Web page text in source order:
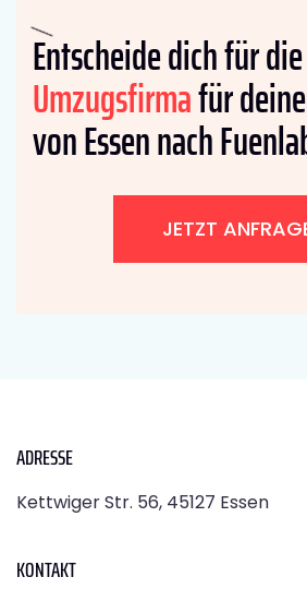
Entscheide dich für die
Umzugsfirmafür
von Essen nach
JETZT
ADRESSE
Kettwiger Str. 56, 45127 Essen
KONTAKT